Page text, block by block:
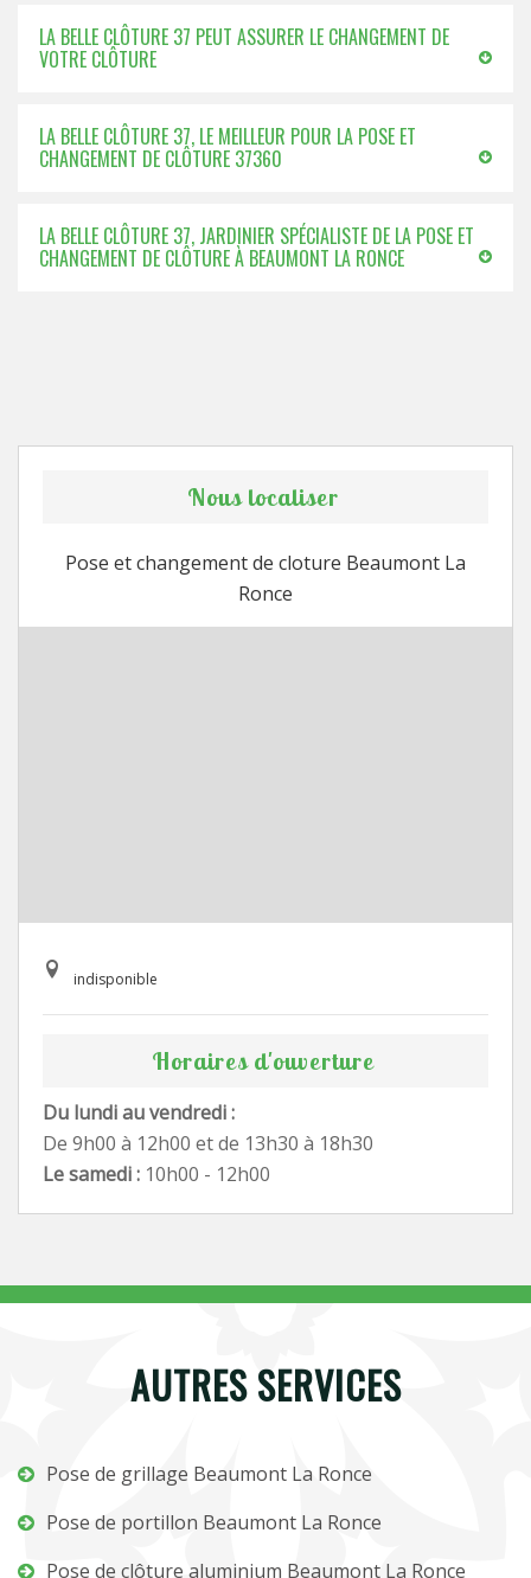
LA BELLE CLÔTURE 37 PEUT ASSURER LE CHANGEMENT DE
VOTRE CLÔTURE
LA BELLE CLÔTURE 37, LE MEILLEUR POUR LA POSE ET
CHANGEMENT DE CLÔTURE 37360
LA BELLE CLÔTURE 37, JARDINIER SPÉCIALISTE DE LA POSE ET
CHANGEMENT DE CLÔTURE À BEAUMONT LA RONCE
Nous localiser
Pose et changement de cloture Beaumont La
Ronce
indisponible
Horaires d'ouverture
Du lundi au vendredi :
De 9h00 à 12h00 et de 13h30 à 18h30
Le samedi : 10h00 - 12h00
AUTRES SERVICES
Pose de grillage Beaumont La Ronce
Pose de portillon Beaumont La Ronce
Pose de clôture aluminium Beaumont La Ronce